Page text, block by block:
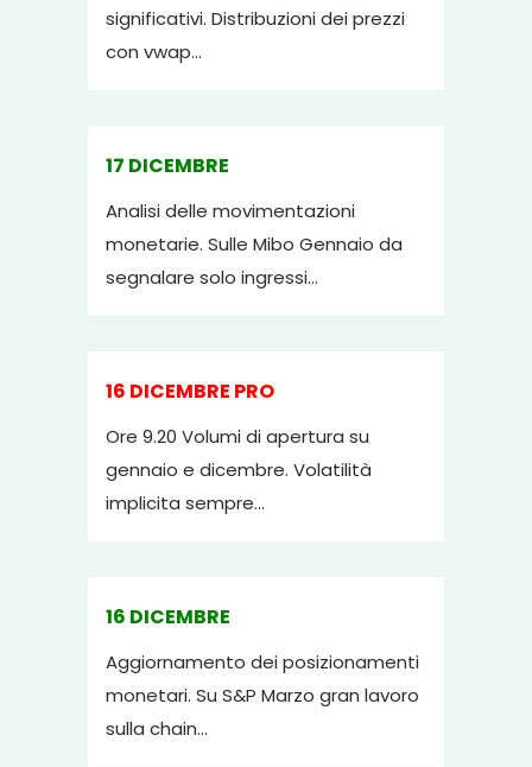
significativi. Distribuzioni dei prezzi
con vwap...
17 DICEMBRE
Analisi delle movimentazioni
monetarie. Sulle Mibo Gennaio da
segnalare solo ingressi...
16 DICEMBRE PRO
Ore 9.20 Volumi di apertura su
gennaio e dicembre. Volatilità
implicita sempre...
16 DICEMBRE
Aggiornamento dei posizionamenti
monetari. Su S&P Marzo gran lavoro
sulla chain...